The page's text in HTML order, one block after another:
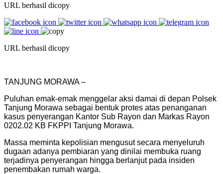
URL berhasil dicopy
URL berhasil dicopy
TANJUNG MORAWA –
Puluhan emak-emak menggelar aksi damai di depan Polsek
Tanjung Morawa sebagai bentuk protes atas penanganan
kasus penyerangan Kantor Sub Rayon dan Markas Rayon
0202.02 KB FKPPI Tanjung Morawa.
Massa meminta kepolisian mengusut secara menyeluruh
dugaan adanya pembiaran yang dinilai membuka ruang
terjadinya penyerangan hingga berlanjut pada insiden
penembakan rumah warga.